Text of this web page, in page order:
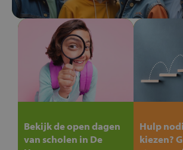
Bekijk de open dagen
van scholen in De
Hulp
kiezen?